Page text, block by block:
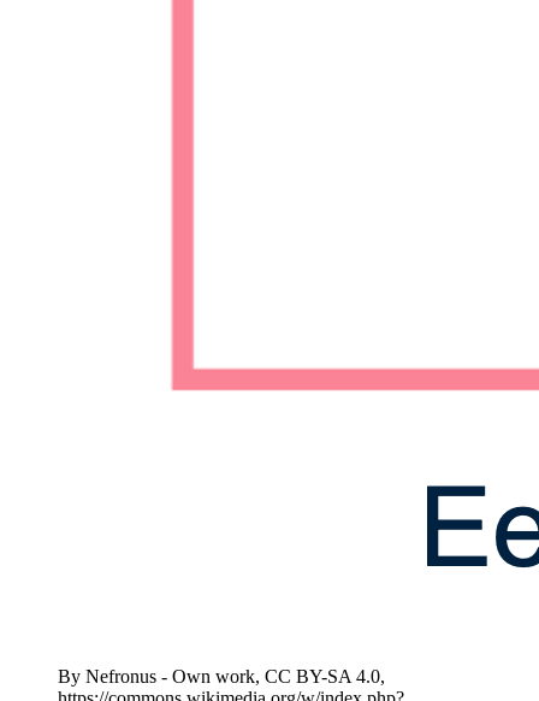
By Nefronus - Own work, CC BY-SA 4.0,